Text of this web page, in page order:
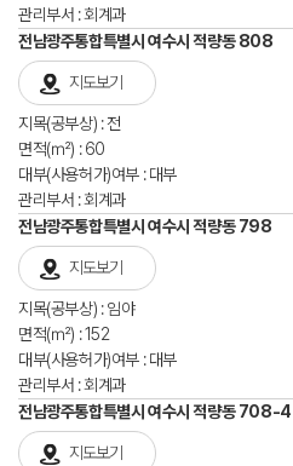
관리부서 : 회계과
전남광주통합특별시 여수시 적량동 808
지도보기
지목(공부상) : 전
면적(㎡) : 60
대부(사용허가)여부 : 대부
관리부서 : 회계과
전남광주통합특별시 여수시 적량동 798
지도보기
지목(공부상) : 임야
면적(㎡) : 152
대부(사용허가)여부 : 대부
관리부서 : 회계과
전남광주통합특별시 여수시 적량동 708-4
지도보기